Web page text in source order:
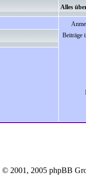
Alles
Beiträge
© 2001, 2005 phpBB